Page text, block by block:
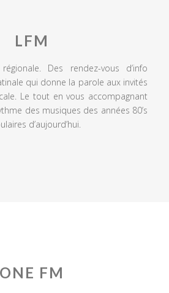
LFM
Des rendez-vous d’info
qui donne la parole aux invités
Le tout en vous accompagnant
des musiques des années 80’s
d’aujourd’hui.
ONE FM